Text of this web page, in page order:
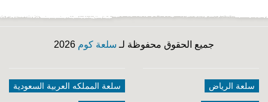
جميع الحقوق محفوظة لـ سلعة كوم
سلعة الرياض سلعة المملكه العربية السعودية